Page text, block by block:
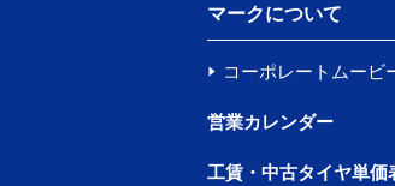
マークについて
コーポレートムービ
営業カレンダー
工賃・中古タイヤ単価